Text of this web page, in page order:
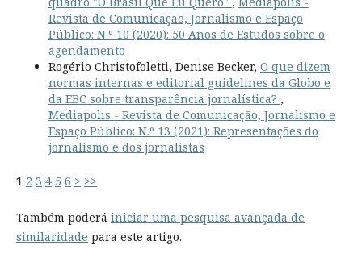
Revista de Comunicação, Jornalismo e Espaço
Público: N.º 10 (2020): 50 Anos de Estudos sobre o
agendamento
Rogério Christofoletti, Denise Becker, O que dizem
normas internas e editorial guidelines da Globo e
da EBC sobre transparência jornalística? ,
Mediapolis - Revista de Comunicação, Jornalismo e
Espaço Público: N.º 13 (2021): Representações do
jornalismo e dos jornalistas
1 2 3 4 5 6 > >>
Também poderá iniciar uma pesquisa avançada de
similaridade para este artigo.